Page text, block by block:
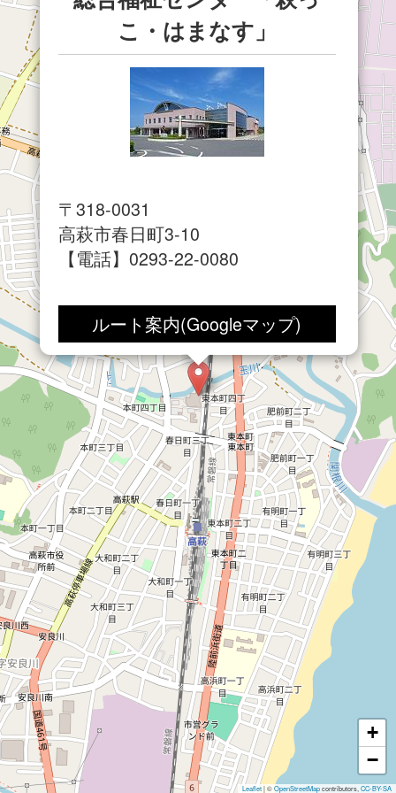
こ・はまなす」
〒318-0031
高萩市春日町3-10
【電話】0293-22-0080
＜多目的ホール＞
収容人数：284人
自動収納客席、自動昇降ステー
ジ ほか、
ミニギャラリー、市民コーナー
など
※12月29日～1月3日は、休館日に
なります。
障がい者等の駐車場・トイレあり
ルート案内(Googleマップ)
+
−
Leaflet|©OpenStreetMapcontributors, CC-BY-SA